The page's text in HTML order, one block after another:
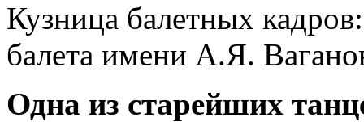
Кузница балетных
балета имени А.Я.
Одна из старейших